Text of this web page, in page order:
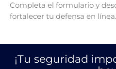
Completa el formulario y
fortalecer tu defensa en línea.
¡Tu seguridad